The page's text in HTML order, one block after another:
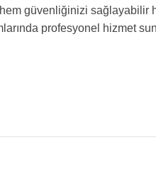
güvenliğinizi sağlayabilir
profesyonel hizmet